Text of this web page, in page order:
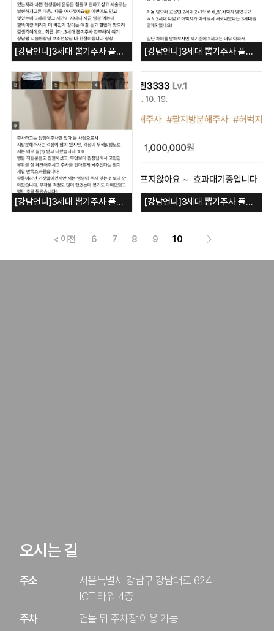
[강남언니]3세대 뽑기주사 플래티넘 바디뽑기/팔/옆구리 [강남언니]3세대 뽑기주사 플래티넘 바디뽑기/허벅지
[강남언니]3세대 뽑기주사 플래티넘 바디뽑기/팔/허벅지 [강남언니]3세대 뽑기주사 플래티넘 바디뽑기/복부/팔/허벅지
< 이전 6 7 8 9 10
오시는 길
주소
주차
서울특별시 강남구 강남대로 624
ICT 타워 4층
건물 뒤 주차장 이용 가능